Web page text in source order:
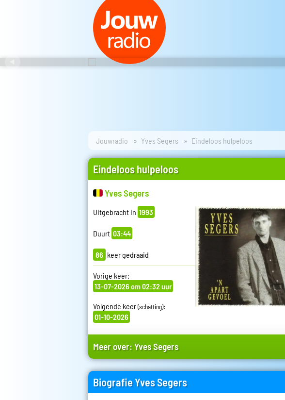
Jouwradio Yves Segers Eindeloos hulpeloos
Eindeloos hulpeloos
Yves Segers
Uitgebracht in 1993
Duurt 03:44
86 keer gedraaid
Vorige keer:
13-07-2026 om 02:32 uur
Volgende keer(schatting):
01-10-2026
Meer over:Yves Segers
Biografie Yves Segers